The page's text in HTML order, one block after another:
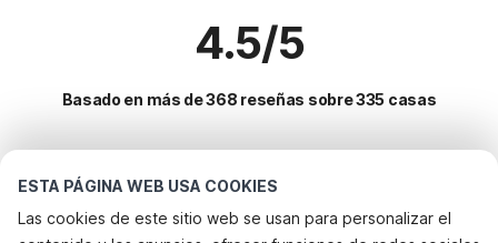
ESTA PÁGINA WEB USA COOKIES
Las cookies de este sitio web se usan para personalizar el
4.5/5
Basado en más de 368 reseñas sobre 335 casas
Destinos más populares para vacaciones
Ciudades con los mejores servicios para vacaciones